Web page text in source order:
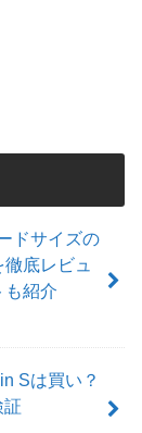
ドサイズの
底レビュ
も紹介
Sは買い？
証